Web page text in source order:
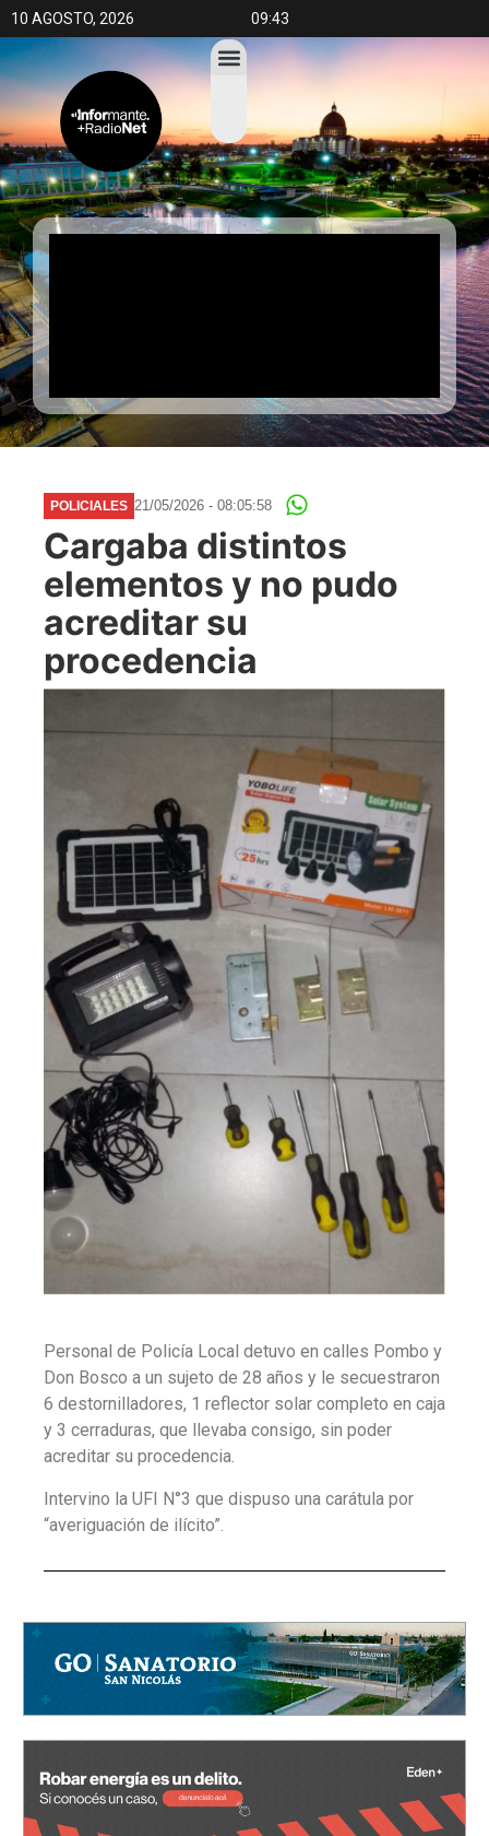
10 AGOSTO, 2026 09:43
POLICIALES 21/05/2026 - 08:05:58
Cargaba distintos
elementos y no pudo
acreditar su
procedencia
Personal de Policía Local detuvo en calles Pombo y
Don Bosco a un sujeto de 28 años y le secuestraron
6 destornilladores, 1 reflector solar completo en caja
y 3 cerraduras, que llevaba consigo, sin poder
acreditar su procedencia.
Intervino la UFI N°3 que dispuso una carátula por
“averiguación de ilícito”.